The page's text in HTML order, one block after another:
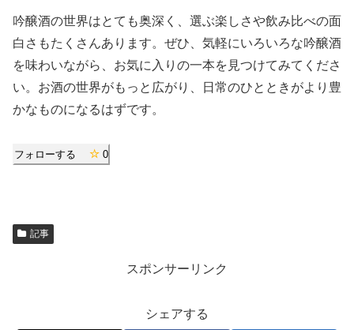
吟醸酒の世界はとても奥深く、選ぶ楽しさや飲み比べの面
白さもたくさんあります。ぜひ、気軽にいろいろな吟醸酒
を味わいながら、お気に入りの一本を見つけてみてくださ
い。お酒の世界がもっと広がり、日常のひとときがより豊
かなものになるはずです。
フォローする 0
記事
スポンサーリンク
シェアする